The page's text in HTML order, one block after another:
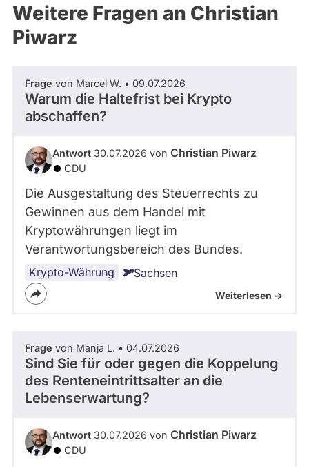
Weitere Fragen an Christian
Piwarz
Frage von Marcel W. • 09.07.2026
Warum die Haltefrist bei Krypto
abschaffen?
Antwort 30.07.2026 von Christian Piwarz
CDU
Die Ausgestaltung des Steuerrechts zu
Gewinnen aus dem Handel mit
Kryptowährungen liegt im
Verantwortungsbereich des Bundes.
Krypto-Währung Sachsen
Weiterlesen ->
Frage von Manja L. • 04.07.2026
Sind Sie für oder gegen die Koppelung
des Renteneintrittsalter an die
Lebenserwartung?
Antwort 30.07.2026 von Christian Piwarz
CDU